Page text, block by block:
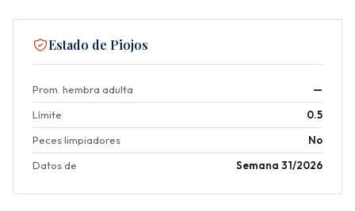
Estado de Piojos
Prom. hembra adulta
—
Límite
0.5
Peces limpiadores
No
Datos de
Semana 31/2026